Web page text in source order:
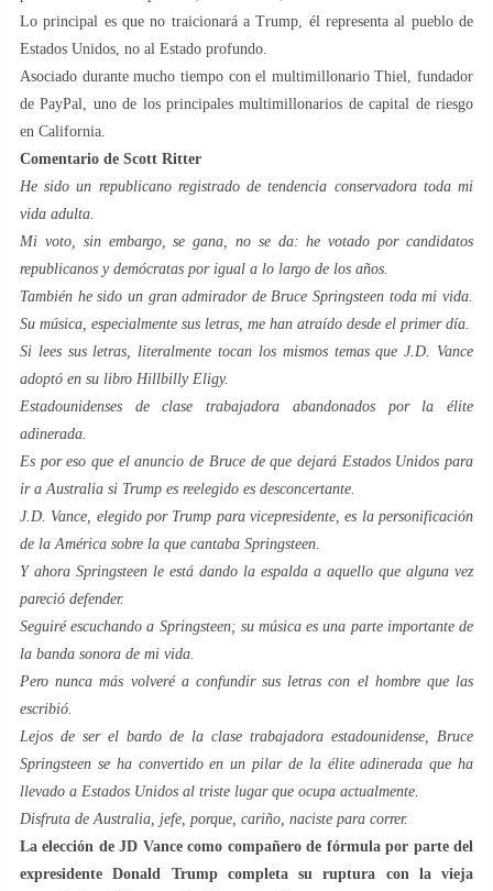
Lo principal es que no traicionará a Trump, él representa al pueblo de
Estados Unidos, no al Estado profundo.
Asociado durante mucho tiempo con el multimillonario Thiel, fundador
de PayPal, uno de los principales multimillonarios de capital de riesgo
en California.
Comentario de Scott Ritter
He sido un republicano registrado de tendencia conservadora toda mi
vida adulta.
Mi voto, sin embargo, se gana, no se da: he votado por candidatos
republicanos y demócratas por igual a lo largo de los años.
También he sido un gran admirador de Bruce Springsteen toda mi vida.
Su música, especialmente sus letras, me han atraído desde el primer día.
Si lees sus letras, literalmente tocan los mismos temas que J.D. Vance
adoptó en su libro Hillbilly Eligy.
Estadounidenses de clase trabajadora abandonados por la élite
adinerada.
Es por eso que el anuncio de Bruce de que dejará Estados Unidos para
ir a Australia si Trump es reelegido es desconcertante.
J.D. Vance, elegido por Trump para vicepresidente, es la personificación
de la América sobre la que cantaba Springsteen.
Y ahora Springsteen le está dando la espalda a aquello que alguna vez
pareció defender.
Seguiré escuchando a Springsteen; su música es una parte importante de
la banda sonora de mi vida.
Pero nunca más volveré a confundir sus letras con el hombre que las
escribió.
Lejos de ser el bardo de la clase trabajadora estadounidense, Bruce
Springsteen se ha convertido en un pilar de la élite adinerada que ha
llevado a Estados Unidos al triste lugar que ocupa actualmente.
Disfruta de Australia, jefe, porque , cariño, naciste para correr.
La elección de JD Vance como compañero de fórmula por parte del
expresidente Donald Trump completa su ruptura con la vieja